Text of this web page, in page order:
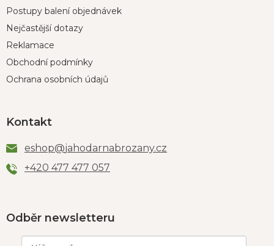
Postupy balení objednávek
Nejčastější dotazy
Reklamace
Obchodní podmínky
Ochrana osobních údajů
Kontakt
eshop@jahodarnabrozany.cz
+420 477 477 057
Odběr newsletteru